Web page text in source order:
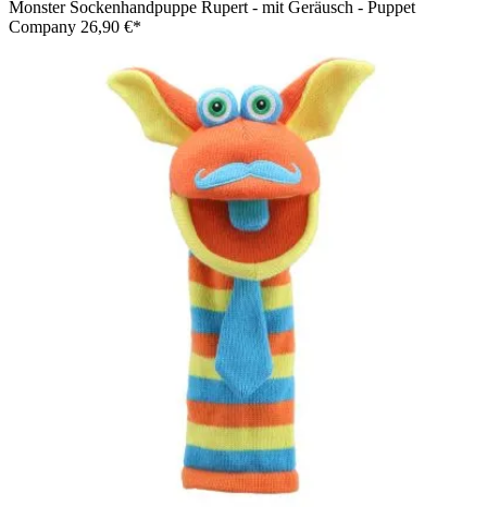
Monster Sockenhandpuppe Rupert - mit Geräusch - Puppet
Company 26,90 €*